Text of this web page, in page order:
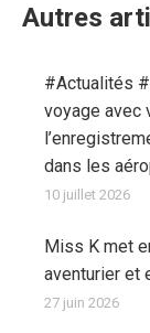
Autres
#Actualités
voyage avec
dans les
10 juillet 2026
Miss K met
aventurier et
27 juin 2026